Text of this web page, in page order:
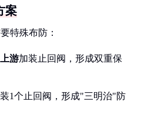
案
特殊布防：
上游加装止回阀，形成双重保
1个止回阀，形成"三明治"防